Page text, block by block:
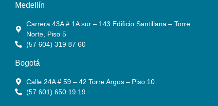
Medellín
Carrera 43A # 1A sur – 143 Edificio Santillana – Torre
Norte, Piso 5
(57 604) 319 87 60
Bogotá
Calle 24A # 59 – 42 Torre Argos – Piso 10
(57 601) 650 19 19